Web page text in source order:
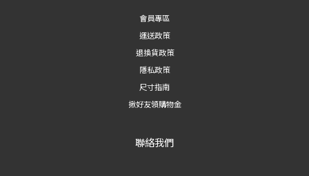
會員專區
運送政策
退換貨政策
隱私政策
尺寸指南
揪好友領購物金
聯絡我們